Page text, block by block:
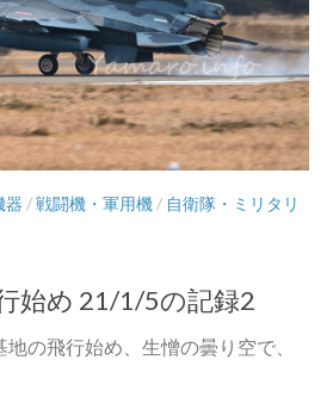
器 /戦闘機・軍用機 / 自衛隊・ミリタリ
始め 21/1/5の記録2
の飛行始め、生憎の曇り空で、